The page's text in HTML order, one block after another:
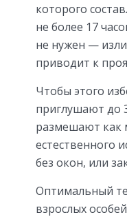
которого
не более 17
не нужен —
приводит к
Чтобы этого
приглушают до
размешают как
естественного
без окон, или
Оптимальный
взрослых